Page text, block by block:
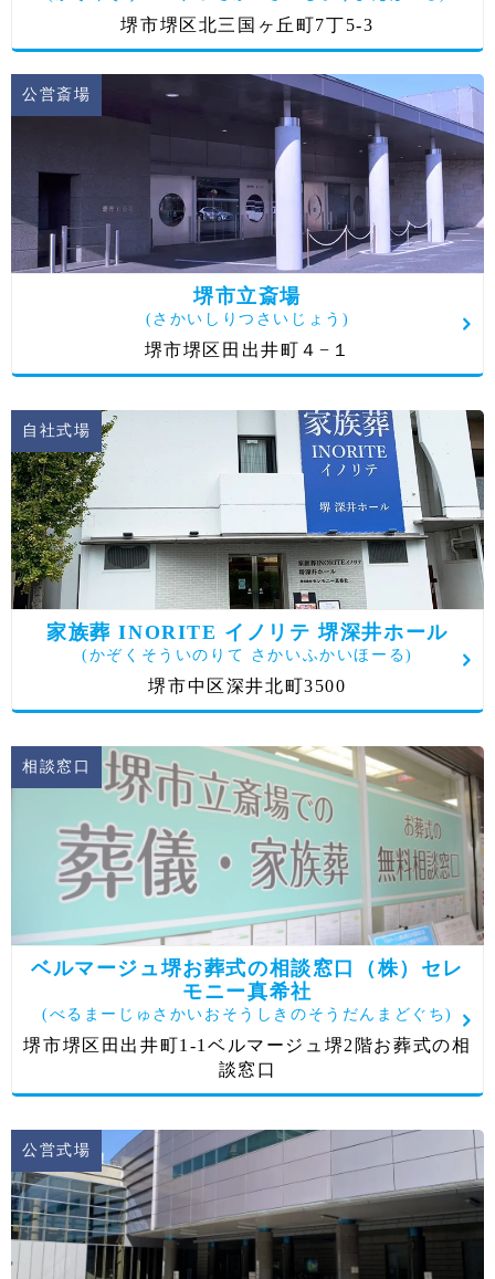
堺市堺区北三国ヶ丘町7丁5-3
公営斎場
堺市立斎場
(さかいしりつさいじょう)
堺市堺区田出井町４−１
自社式場
家族葬 INORITE イノリテ 堺深井ホール
(かぞくそういのりて さかいふかいほーる)
堺市中区深井北町3500
相談窓口
ベルマージュ堺お葬式の相談窓口（株）セレ
モニー真希社
(べるまーじゅさかいおそうしきのそうだんまどぐち)
堺市堺区田出井町1-1ベルマージュ堺2階お葬式の相
談窓口
公営式場